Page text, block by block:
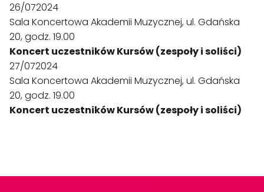
26/072024
Sala Koncertowa Akademii Muzycznej, ul. Gdańska
20, godz. 19.00
Koncert uczestników Kursów (zespoły i soliści)
27/072024
Sala Koncertowa Akademii Muzycznej, ul. Gdańska
20, godz. 19.00
Koncert uczestników Kursów (zespoły i soliści)